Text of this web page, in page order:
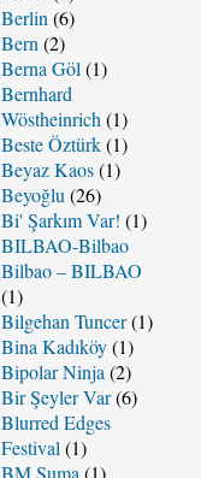
Berlin (6)
Bern (2)
Berna Göl (1)
Bernhard
Wöstheinrich (1)
Beste Öztürk(1)
Beyaz Kaos(1)
Beyoğlu (26)
Bi' Şarkım Var! (1)
BILBAO-Bilbao
Bilbao – BILBAO
(1)
Bilgehan Tuncer(1)
Bina Kadıköy(1)
Bipolar Ninja (2)
Bir Şeyler Var(6)
Blurred Edges
Festival (1)
BM Suma (1)